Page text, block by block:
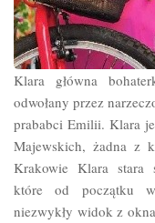
Klara główna
odwołany przez
prababci Emilii. Klara
Majewskich, żadna z
Krakowie Klara stara
które od początku
niezwykły widok z